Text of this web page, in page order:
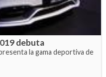
debuta
la gama deportiva de